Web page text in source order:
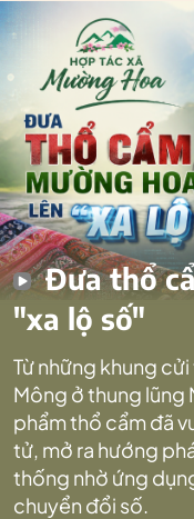
Đưa thổ
"xa lộ số"
Từ những khung
Mông ở thung lũng
phẩm thổ cẩm đã
tử, mở ra hướng
thống nhờ ứng
chuyển đổi số.